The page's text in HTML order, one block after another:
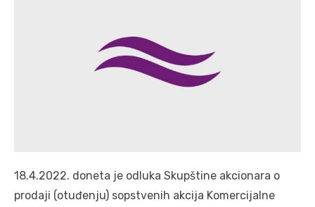
18.4.2022. doneta je odluka Skupštine akcionara o
prodaji (otuđenju) sopstvenih akcija Komercijalne